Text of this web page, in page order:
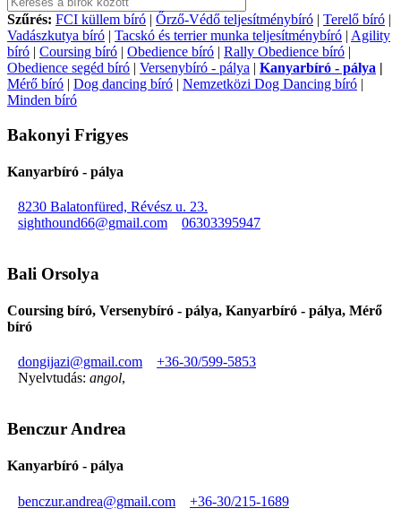
Szűrés: FCI küllem bíró | Őrző-Védő teljesítménybíró | Terelő bíró |
Vadászkutya bíró | Tacskó és terrier munka teljesítménybíró | Agility
bíró | Coursing bíró | Obedience bíró | Rally Obedience bíró |
Obedience segéd bíró | Versenybíró - pálya | Kanyarbíró - pálya |
Mérő bíró | Dog dancing bíró | Nemzetközi Dog Dancing bíró |
Minden bíró
Bakonyi Frigyes
Kanyarbíró - pálya
8230 Balatonfüred, Révész u. 23.
sighthound66@gmail.com
06303395947
Bali Orsolya
Coursing bíró, Versenybíró - pálya, Kanyarbíró - pálya, Mérő
bíró
dongijazi@gmail.com
+36-30/599-5853
Nyelvtudás: angol,
Benczur Andrea
Kanyarbíró - pálya
benczur.andrea@gmail.com +36-30/215-1689